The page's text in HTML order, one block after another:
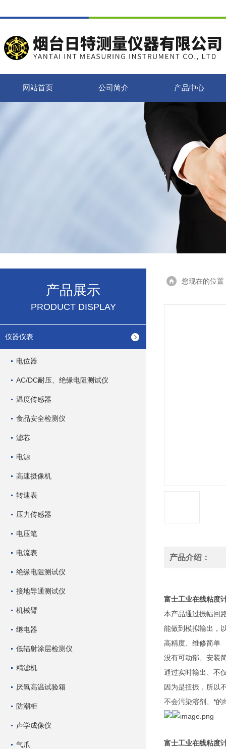
网站首页 公司简介 产品中心
产品展示
PRODUCT DISPLAY
仪器仪表
电位器
AC/DC耐压、绝缘电阻测试仪
温度传感器
食品安全检测仪
滤芯
电源
高速摄像机
转速表
压力传感器
电压笔
电流表
绝缘电阻测试仪
接地导通测试仪
机械臂
继电器
低辐射涂层检测仪
精滤机
厌氧高温试验箱
防潮柜
声学成像仪
气爪
您现在的位置
产品介绍：
富士工业在线粘度
本产品通过振幅回
能做到模拟输出，
高精度、维修简单
没有可动部、安装
通过实时输出、不
因为是扭振，所以
不会污染溶剂、*的
富士工业在线粘度